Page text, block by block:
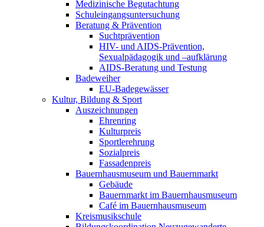
Medizinische Begutachtung
Schuleingangsuntersuchung
Beratung & Prävention
Suchtprävention
HIV- und AIDS-Prävention,
Sexualpädagogik und –aufklärung
AIDS-Beratung und Testung
Badeweiher
EU-Badegewässer
Kultur, Bildung & Sport
Auszeichnungen
Ehrenring
Kulturpreis
Sportlerehrung
Sozialpreis
Fassadenpreis
Bauernhausmuseum und Bauernmarkt
Gebäude
Bauernmarkt im Bauernhausmuseum
Café im Bauernhausmuseum
Kreismusikschule